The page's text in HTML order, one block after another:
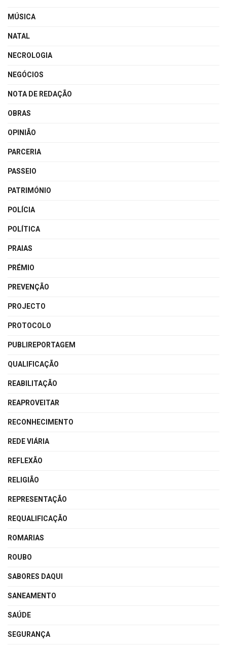
MÚSICA
NATAL
NECROLOGIA
NEGÓCIOS
NOTA DE REDAÇÃO
OBRAS
OPINIÃO
PARCERIA
PASSEIO
PATRIMÓNIO
POLÍCIA
POLÍTICA
PRAIAS
PRÉMIO
PREVENÇÃO
PROJECTO
PROTOCOLO
PUBLIREPORTAGEM
QUALIFICAÇÃO
REABILITAÇÃO
REAPROVEITAR
RECONHECIMENTO
REDE VIÁRIA
REFLEXÃO
RELIGIÃO
REPRESENTAÇÃO
REQUALIFICAÇÃO
ROMARIAS
ROUBO
SABORES DAQUI
SANEAMENTO
SAÚDE
SEGURANÇA